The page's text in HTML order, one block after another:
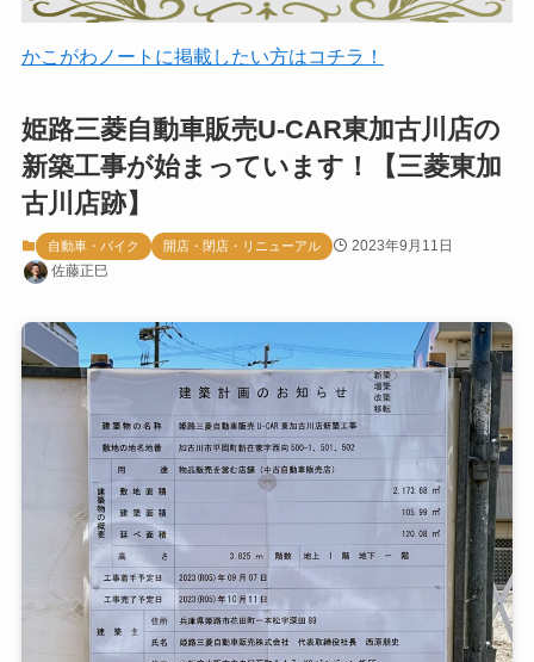
かこがわノートに掲載したい方はコチラ！
姫路三菱自動車販売U-CAR東加古川店の
新築工事が始まっています！【三菱東加
古川店跡】
自動車・バイク 開店・閉店・リニューアル
2023年9月11日
佐藤正巳